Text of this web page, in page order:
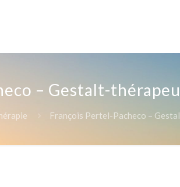
– Gestalt-
François Pertel-Pacheco –